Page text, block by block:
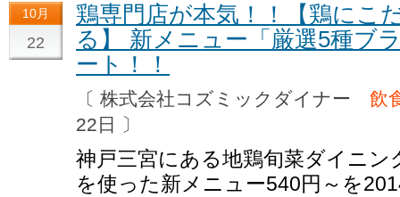
10月
22
鶏専門店が本気！！【鶏にこ
る】 新メニュー「厳選5種ブ
ート！！
〔 株式会社コズミックダイナー 飲
22日 〕
神戸三宮にある地鶏旬菜ダイニ
を使った新メニュー540円～を